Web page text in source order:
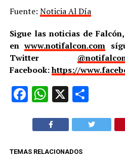
Fuente: Noticia Al Día
Sigue las noticias de
enwww.notifalcon.com
Twitter
Facebook:https://
Facebook
WhatsApp
X
TEMAS RELACIONADOS